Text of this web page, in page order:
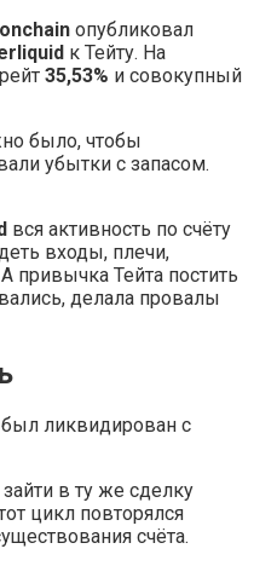
опубликовал
к Тейту. На
35,53% и совокупный
было, чтобы
убытки с запасом.
вся активность по счёту
входы, плечи,
Тейта постить
делала провалы
был ликвидирован с
в ту же сделку
цикл повторялся
счёта.